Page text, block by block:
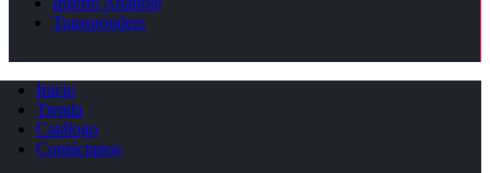
Transponders
Inicio
Tienda
Catálogo
Contáctanos